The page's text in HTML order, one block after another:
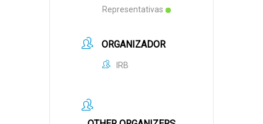
Representativas
ORGANIZADOR
IRB